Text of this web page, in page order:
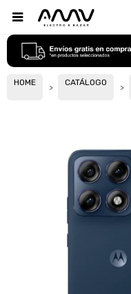

HOME CATÁLOGO